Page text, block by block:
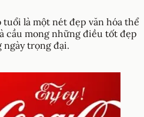
là một nét đẹp văn hóa thể
cầu mong những điều tốt đẹp
ngày trọng đại.